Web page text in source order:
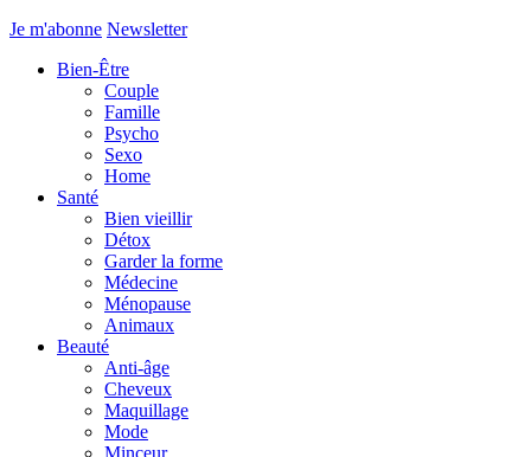
Je m'abonne Newsletter
Bien-Être
Couple
Famille
Psycho
Sexo
Home
Santé
Bien vieillir
Détox
Garder la forme
Médecine
Ménopause
Animaux
Beauté
Anti-âge
Cheveux
Maquillage
Mode
Minceur